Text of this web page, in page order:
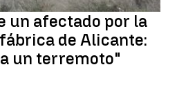
un afectado por la
de Alicante:
un terremoto"